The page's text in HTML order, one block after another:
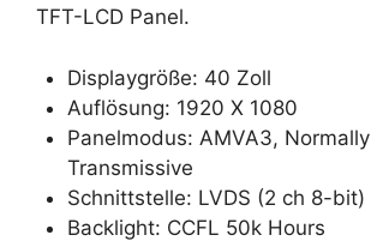
TFT-LCD Panel.
Displaygröße: 40 Zoll
Auflösung: 1920 X 1080
Panelmodus: AMVA3,
Transmissive
Schnittstelle: LVDS (2 ch 8-bit)
Backlight: CCFL 50k Hours